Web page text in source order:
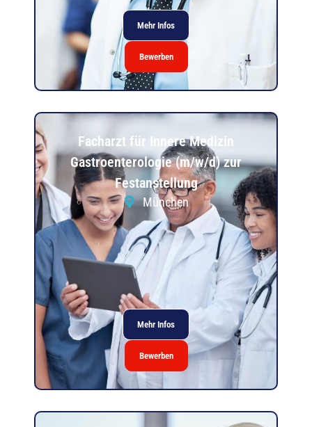
Mehr Infos
Bewerben
Facharzt für Innere Medizin
Gastroenterologie (m/w/d) zur
Festanstellung
München
Mehr Infos
Bewerben